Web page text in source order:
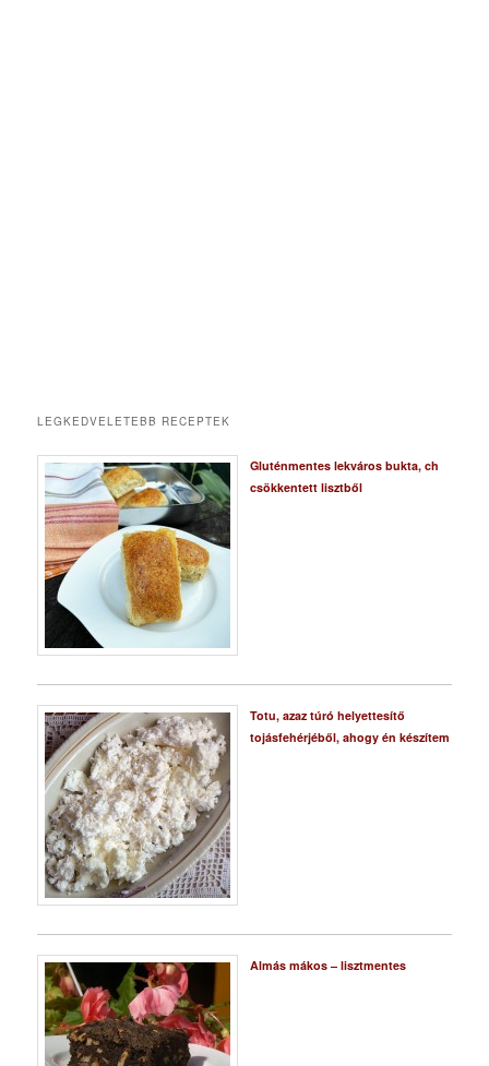
LEGKEDVELETEBB RECEPTEK
Gluténmentes lekváros bukta, ch
csökkentett lisztből
Totu, azaz túró helyettesítő
tojásfehérjéből, ahogy én készítem
Almás mákos – lisztmentes